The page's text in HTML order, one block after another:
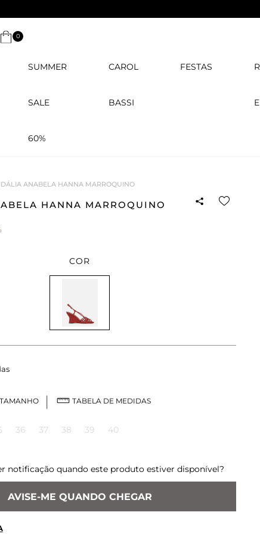
0
SUMMER
SALE
60%
CAROL
BASSI
FESTAS
ANABELA HANNA MARROQUINO
HANNA MARROQUINO
COR
TABELA DE MEDIDAS
36 37 38 39 40
notificação quando este produto estiver disponível?
AVISE-ME QUANDO CHEGAR